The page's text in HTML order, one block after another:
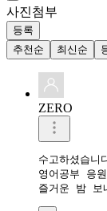
사진첨부
등록
추천순
최신순
ZERO
수고하셨습니
영어공부 응
즐거운 밤 보